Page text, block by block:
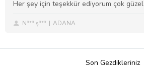
Her şey için teşekkür ediyorum çok güzel
N*** ş*** ADANA
Son Gezdikleriniz